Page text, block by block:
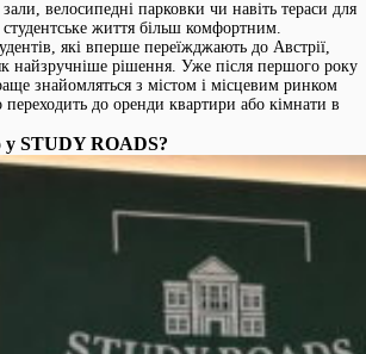
велосипедні парковки чи навіть тераси для
життя більш комфортним.
які вперше переїжджають до Австрії,
найзручніше рішення. Уже після першого року
знайомляться з містом і місцевим ринком
переходить до оренди квартири або кімнати в
STUDY ROADS?